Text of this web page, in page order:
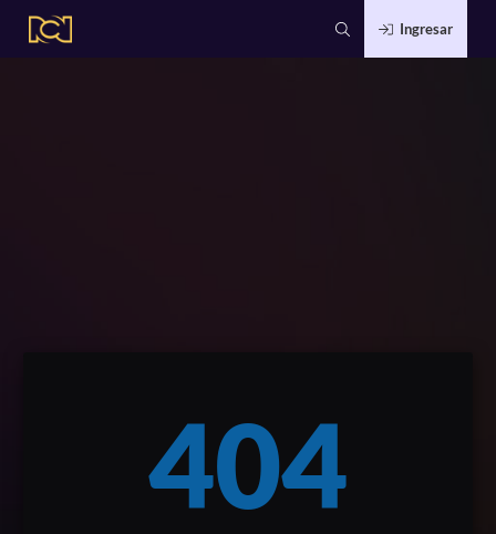
Ingresar
404